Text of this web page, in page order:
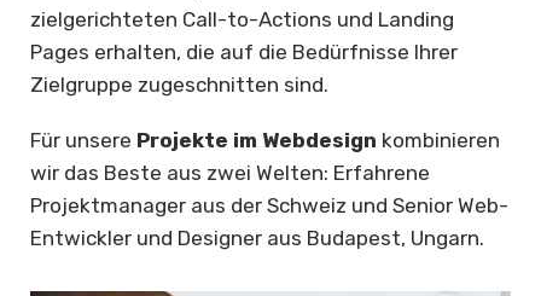
zielgerichteten Call-to-Actions und Landing
Pages erhalten, die auf die Bedürfnisse Ihrer
Zielgruppe zugeschnitten sind.
Für unsere Projekte im Webdesign kombinieren
wir das Beste aus zwei Welten: Erfahrene
Projektmanager aus der Schweiz und Senior Web-
Entwickler und Designer aus Budapest, Ungarn.